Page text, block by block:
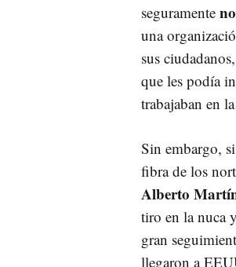
seguramente
una
sus
que les podía
trabajaban en
Sin embargo,
fibra de los
Alberto
tiro en la nuca
gran
llegaron a